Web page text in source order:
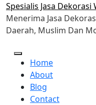
Skip
to
content
Spesialis Jasa Dekorasi
Menerima Jasa
Daerah, Muslim Dan
Home
About
Blog
Contact